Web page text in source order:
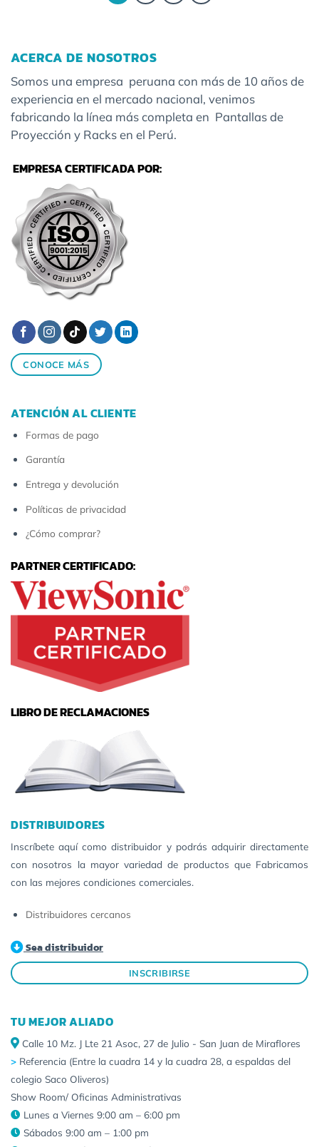
ACERCA DE NOSOTROS
Somos una empresa peruana con más de 10 años de
experiencia en el mercado nacional, venimos
fabricando la línea más completa en Pantallas de
Proyección y Racks en el Perú.
EMPRESA CERTIFICADA POR:
CONOCE MÁS
ATENCIÓN AL CLIENTE
Formas de pago
Garantía
Entrega y devolución
Políticas de privacidad
¿Cómo comprar?
PARTNER CERTIFICADO:
LIBRO DE RECLAMACIONES
DISTRIBUIDORES
Inscríbete aquí como distribuidor y podrás adquirir directamente
con nosotros la mayor variedad de productos que Fabricamos
con las mejores condiciones comerciales.
Distribuidores cercanos
Sea distribuidor
INSCRIBIRSE
TU MEJOR ALIADO
Calle 10 Mz. J Lte 21 Asoc, 27 de Julio - San Juan de Miraflores
> Referencia (Entre la cuadra 14 y la cuadra 28, a espaldas del
colegio Saco Oliveros)
Show Room/ Oficinas Administrativas
Lunes a Viernes 9:00 am – 6:00 pm
Sábados 9:00 am – 1:00 pm